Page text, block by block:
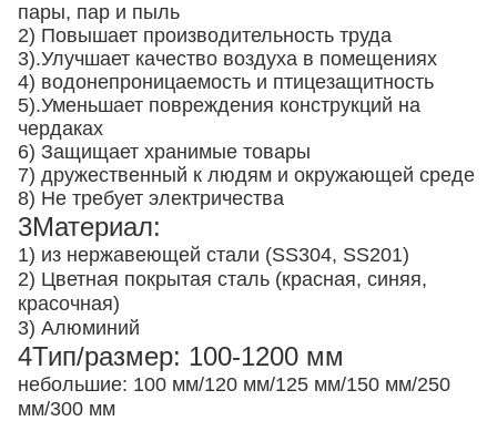
пары, пар и пыль
2) Повышает производительность труда
3).Улучшает качество воздуха в помещениях
4) водонепроницаемость и птицезащитность
5).Уменьшает повреждения конструкций на
чердаках
6) Защищает хранимые товары
7) дружественный к людям и окружающей среде
8) Не требует электричества
3Материал:
1) из нержавеющей стали (SS304, SS201)
2) Цветная покрытая сталь (красная, синяя,
красочная)
3) Алюминий
4Тип/размер: 100-1200 мм
небольшие: 100 мм/120 мм/125 мм/150 мм/250
мм/300 мм